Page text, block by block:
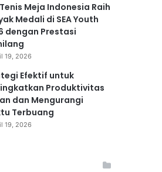
Meja Indonesia Raih
Medali di SEA Youth
dengan Prestasi
19, 2026
Efektif untuk
Produktivitas
dan Mengurangi
Terbuang
19, 2026